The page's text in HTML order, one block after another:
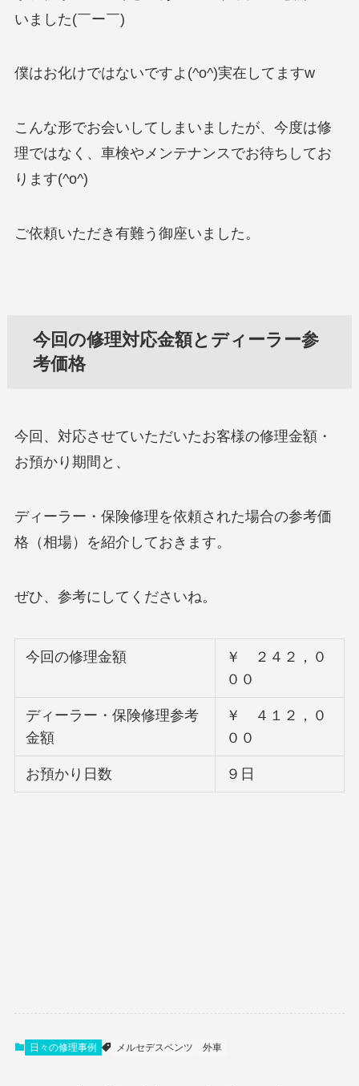
いました(￣ー￣)
僕はお化けではないですよ(^o^)実在してますw
こんな形でお会いしてしまいましたが、今度は修
理ではなく、車検やメンテナンスでお待ちしてお
ります(^o^)
ご依頼いただき有難う御座いました。
今回の修理対応金額とディーラー参
考価格
今回、対応させていただいたお客様の修理金額・
お預かり期間と、
ディーラー・保険修理を依頼された場合の参考価
格（相場）を紹介しておきます。
ぜひ、参考にしてくださいね。
今回の修理金額
￥ ２４２，０
００
ディーラー・保険修理参考
金額
￥ ４１２，０
００
お預かり日数 ９日
日々の修理事例 メルセデスベンツ 外車